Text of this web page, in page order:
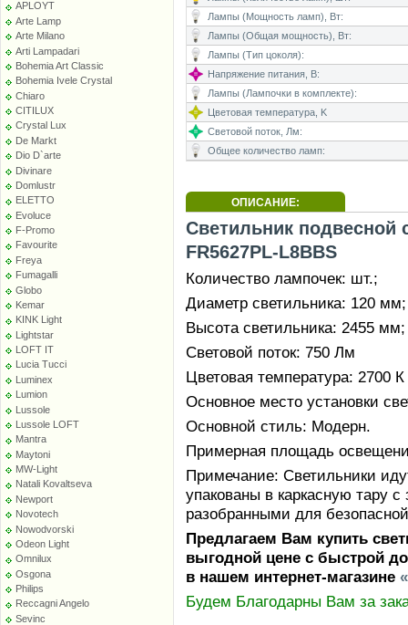
APLOYT
Arte Lamp
Arte Milano
Arti Lampadari
Bohemia Art Classic
Bohemia Ivele Crystal
Chiaro
CITILUX
Crystal Lux
De Markt
Dio D`arte
Divinare
Domlustr
ELETTO
Evoluce
F-Promo
Favourite
Freya
Fumagalli
Globo
Kemar
KINK Light
Lightstar
LOFT IT
Lucia Tucci
Luminex
Lumion
Lussole
Lussole LOFT
Mantra
Maytoni
MW-Light
Natali Kovaltseva
Newport
Novotech
Nowodvorski
Odeon Light
Omnilux
Osgona
Philips
Reccagni Angelo
Sevinc
Лампы (Мощность ламп), Вт:
Лампы (Общая мощность), Вт:
Лампы (Тип цоколя):
Напряжение питания, В:
Лампы (Лампочки в комплекте):
Цветовая температура, K
Световой поток, Лм:
Общее количество ламп:
ОПИСАНИЕ:
Светильник подвесной
FR5627PL-L8BBS
Количество лампочек: шт.;
Диаметр светильника: 120 мм;
Высота светильника: 2455 мм;
Световой поток: 750 Лм
Цветовая температура: 2700 К
Основное место установки
Основной стиль: Модерн.
Примерная площадь
Примечание: Светильники
упакованы в каркасную тару
разобранными для
Предлагаем Вам купить
выгодной цене с быстрой
в нашем интернет-магазине
Будем Благодарны Вам за